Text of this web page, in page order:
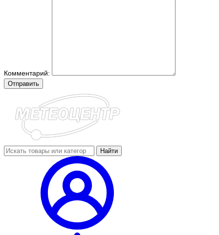
Комментарий:
Отправить
Найти